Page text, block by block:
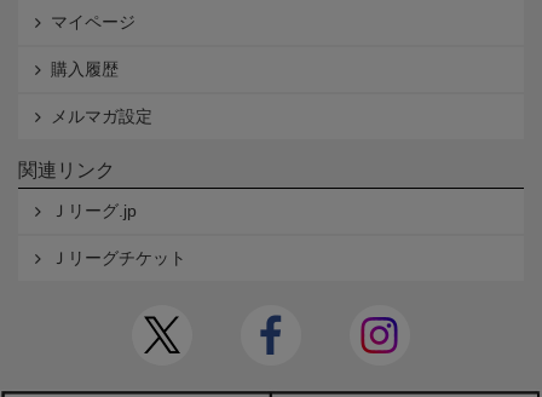
マイページ
購入履歴
メルマガ設定
関連リンク
Ｊリーグ.jp
Ｊリーグチケット